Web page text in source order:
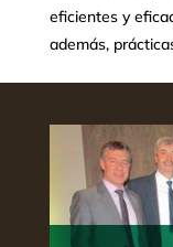
eficientes y
además,